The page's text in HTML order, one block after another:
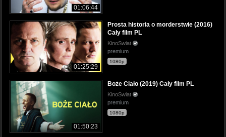
01:06:44
01:25:29
Prosta historia o morderstwie (2016)
Cały film PL
KinoSwiat
premium
1080p
01:50:23
Boże Ciało (2019) Cały film PL
KinoSwiat
premium
1080p